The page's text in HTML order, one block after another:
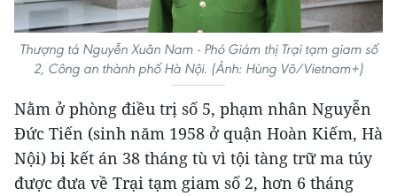
Thượng tá Nguyễn Xuân Nam - Phó Giám thị Trại tạm giam số
2, Công an thành phố Hà Nội. (Ảnh: Hùng Võ/Vietnam+)
Nằm ở phòng điều trị số 5, phạm nhân Nguyễn
Đức Tiến (sinh năm 1958 ở quận Hoàn Kiếm, Hà
Nội) bị kết án 38 tháng tù vì tội tàng trữ ma túy
được đưa về Trại tạm giam số 2, hơn 6 tháng